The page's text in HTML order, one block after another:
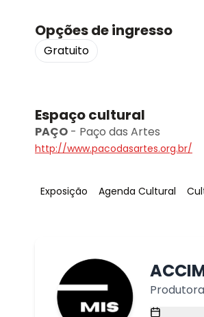
Opções de ingresso
Gratuito
Espaço cultural
PAÇO - Paço das Artes
http://www.pacodasartes.org.br/
Tag:
Exposição Tag:
Agenda Cultural Tag